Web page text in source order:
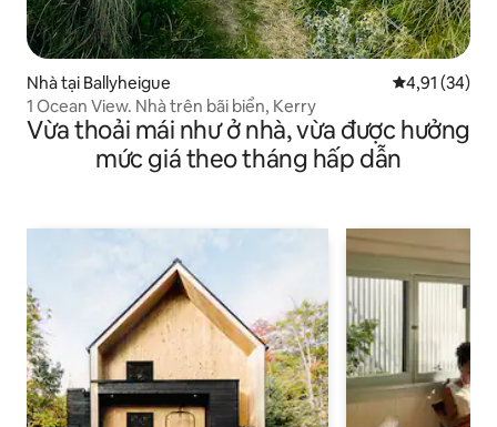
Nhà tại Ballyheigue Xếp hạng
4,91 (34)
1 Ocean View. Nhà trên bãi biển, Kerry
Vừa thoải mái như ở nhà, vừa được hưởng
mức giá theo tháng hấp dẫn